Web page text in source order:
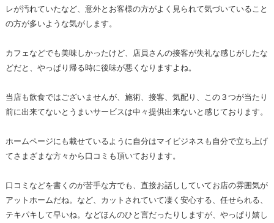
レが汚れていたなど、意外とお客様の方がよく見られて気づいていること
の方が多いような気がします。
カフェなどでも美味しかったけど、店員さんの接客が失礼な感じがしたな
どだと、やっぱり帰る時に後味が悪くなりますよね。
当店も飲食ではございませんが、施術、接客、気配り、この３つが当たり
前に出来てないとうまいサービスは中々提供出来ないと感じております。
ホームページにも載せているように自分はマイビジネスも自分で立ち上げ
てさまざまな方々から口コミも頂いております。
口コミなどを書くのが苦手な方でも、直接お話ししていてお店の雰囲気が
アットホームだね。など、カットされていて凄く安心する、任せられる、
テキパキして早いね。などほんのひと言だったりしますが、やっぱり嬉し